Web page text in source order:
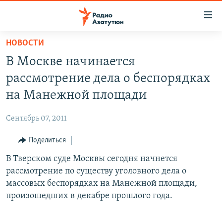
Перейти
основному
содержанию
Перейти
основной
навигации
Перейти
поиску
ПОЛИТИКА
ЭКОНОМИКА
РЕГИОН
НАГОРНЫЙ КАРАБАХ
КУЛЬТУРА
СПОРТ
НОВОСТИ
В Москве начинается
рассмотрение дела о беспорядках
на Манежной площади
Сентябрь 07, 2011
Поделиться
В Тверском суде Москвы сегодня начнется
рассмотрение по существу уголовного дела о
массовых беспорядках на Манежной площади,
произошедших в декабре прошлого года.